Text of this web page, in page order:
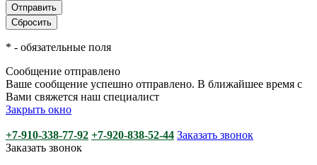
* - обязательные поля
Сообщение отправлено
Ваше сообщение успешно отправлено. В ближайшее время с
Вами свяжется наш специалист
Закрыть окно
+7-910-338-77-92 +7-920-838-52-44 Заказать звонок
Заказать звонок